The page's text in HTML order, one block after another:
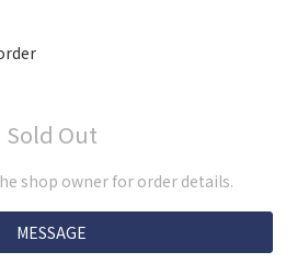
Sold Out
shop owner for order details.
MESSAGE